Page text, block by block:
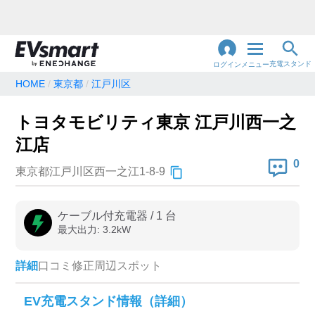
ログイン メニュー充電スタンド
じ
る
地名・観光スポット・住所で検索
急速充電器のみ表示
高速道路上のみ表示
HOME 東京都 江戸川区
トヨタモビリティ東京 江戸川西一之
江店
東京都江戸川区西一之江1-8-9
0
ケーブル付充電器 / 1 台
最大出力: 3.2kW
詳細口コミ 修正周辺スポット
EV充電スタンド情報（詳細）